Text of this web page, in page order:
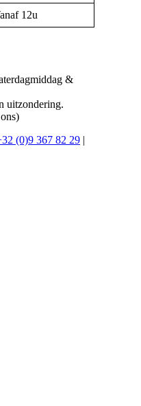
12u
&
uitzondering.
(0)9 367 82 29 |